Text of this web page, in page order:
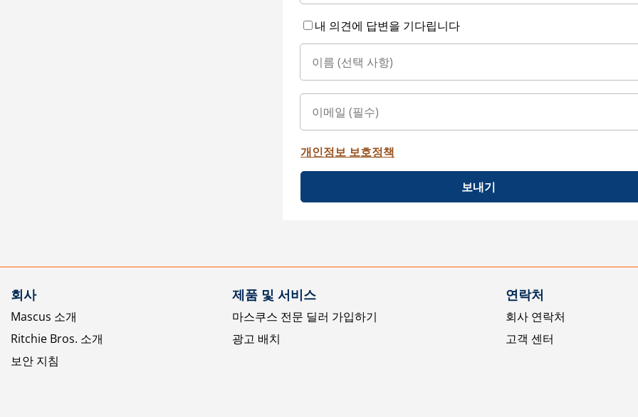
내 의견에 답변을 기다립니다
개인정보 보호정책
보내기
회사
Mascus 소개
Ritchie Bros. 소개
보안 지침
제품 및 서비스
마스쿠스 전문 딜러 가입하기
광고 배치
연락처
회사 연락처
고객 센터